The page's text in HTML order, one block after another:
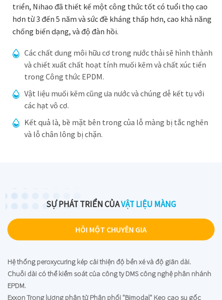
triển, Nihao đã thiết kế một công thức tốt có tuổi thọ cao
hơn từ 3 đến 5 năm và sức đề kháng thấp hơn, cao khả năng
chống biến dạng, và độ đàn hồi.
Các chất dung môi hữu cơ trong nước thải sẽ hình thành
và chiết xuất chất hoạt tính muối kẽm và chất xúc tiến
trong Công thức EPDM.
Vật liệu muối kẽm cũng ưa nước và chúng dễ kết tụ với
các hạt vô cơ.
Kết quả là, bề mặt bên trong của lỗ màng bị tắc nghẽn
và lỗ chân lông bị chặn.
SỰ PHÁT TRIỂN CỦAVẬT LIỆU MÀNG
HỎI MỘT CHUYÊN GIA
Hệ thống peroxycuring kép cải thiện độ bền xé và độ giãn dài.
Chuỗi dài có thể kiểm soát của công ty DMS công nghệ phân nhánh
EPDM.
Exxon Trọng lượng phân tử Phân phối "Bimodal" Kẹo cao su gốc